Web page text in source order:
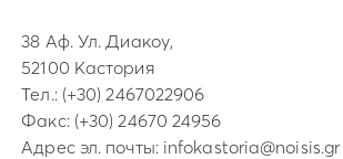
38 Аф. Ул. Диакоу,
52100 Кастория
Тел.: (+30) 2467022906
Факс: (+30) 24670 24956
Адрес эл. почты: infokastoria@noisis.gr